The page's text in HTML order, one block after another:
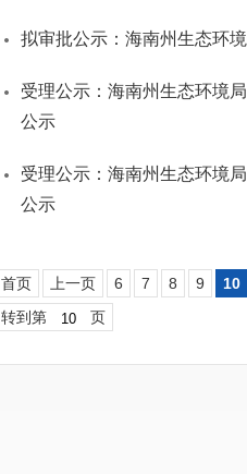
拟审批公示：海南州生态环
受理公示：海南州生态环境
公示
受理公示：海南州生态环境
公示
首页 上一页 6 7 8 9 10
转到第
页